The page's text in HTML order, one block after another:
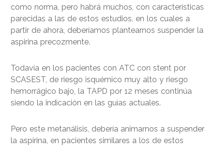
como norma, pero habrá muchos, con características
parecidas a las de estos estudios, en los cuales a
partir de ahora, deberíamos plantearnos suspender la
aspirina precozmente.
Todavía en los pacientes con ATC con stent por
SCASEST, de riesgo isquémico muy alto y riesgo
hemorrágico bajo, la TAPD por 12 meses continúa
siendo la indicación en las guías actuales.
Pero este metanálisis, debería animarnos a suspender
la aspirina, en pacientes similares a los de estos